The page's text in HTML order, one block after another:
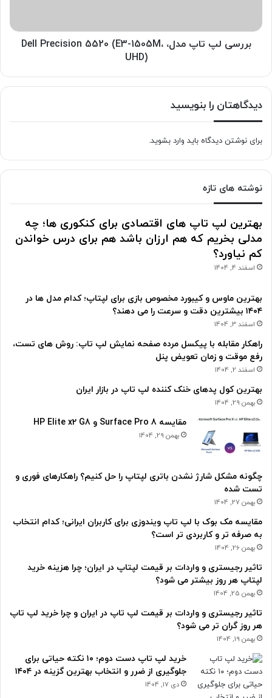
1505M،
UHD)
بررسی لپ تاپ مدل، Dell Precision 5520 (E3-1505M،
UHD)
دیدگاهتان را بنویسید
برای نوشتن دیدگاه باید وارد بشوید.
نوشته های تازه
بهترین لپ تاپ های اقتصادی برای کنکوری ها؛ چه
مدلی بخریم که هم ارزان باشد هم برای درس خواندن
کم نیاورد؟
اسفند 4, 1404
بهترین ماوس و کیبورد مخصوص بازی برای لپتاپ؛ کدام مدل ها در
۱۴۰۴ بیشترین دقت و سرعت را می دهند؟
اسفند 3, 1404
راهکار مقابله با پیکسل مرده صفحه نمایش لپ تاپ: روش های تست،
رفع موقت و زمان تعویض پنل
اسفند 2, 1404
بهترین کول پدهای خنک کننده لپ تاپ در بازار ایران
بهمن 29, 1404
مقایسه Surface Pro 8 و HP Elite x2 G8
بهمن 29, 1404
چگونه مشکل شارژ نشدن باتری لپتاپ را حل کنیم؟ راهکارهای فوری و
تست شده
بهمن 27, 1404
مقایسه مک بوک با لپ تاپ ویندوزی برای کاربران ایرانی؛ کدام انتخاب
به صرفه تر و کاربردی تر است؟
بهمن 26, 1404
تاثیر رجیستری و واردات بر قیمت لپتاپ در ایران؛ چرا هزینه خرید
لپتاپ هر روز بیشتر می شود؟
بهمن 25, 1404
تاثیر رجیستری و واردات بر قیمت لپ تاپ در ایران و چرا خرید لپ تاپ
هر روز گران تر می شود؟
بهمن 19, 1404
خرید لپ تاپ دست دوم؛ ۱۰ نکته حیاتی برای
جلوگیری از ضرر و انتخاب بهترین گزینه در ۱۴۰۴
دی 17, 1404